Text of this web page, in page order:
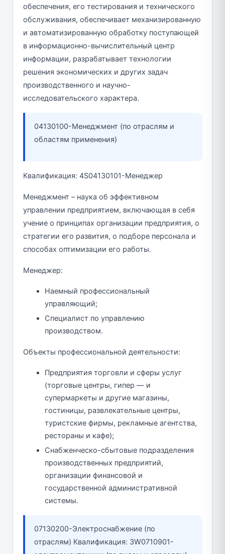
обеспечения, его тестирования и технического
обслуживания, обеспечивает механизированную
и автоматизированную обработку поступающей
в информационно-вычислительный центр
информации, разрабатывает технологии
решения экономических и других задач
производственного и научно-
исследовательского характера.
04130100-Менеджмент (по отраслям и
областям применения)
Квалификация: 4S04130101-Менеджер
Менеджмент – наука об эффективном
управлении предприятием, включающая в себя
учение о принципах организации предприятия, о
стратегии его развития, о подборе персонала и
способах оптимизации его работы.
Менеджер:
Наемный профессиональный
управляющий;
Специалист по управлению
производством.
Объекты профессиональной деятельности:
Предприятия торговли и сферы услуг
(торговые центры, гипер — и
супермаркеты и другие магазины,
гостиницы, развлекательные центры,
туристские фирмы, рекламные агентства,
рестораны и кафе);
Снабженческо-сбытовые подразделения
производственных предприятий,
организации финансовой и
государственной административной
системы.
07130200-Электроснабжение (по
отраслям) Квалификация: 3W0710901-